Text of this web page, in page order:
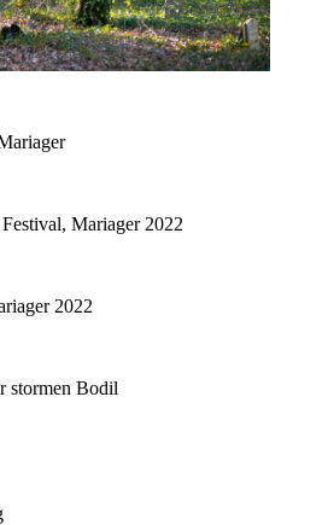
Mariager 2022
2022
stormen Bodil